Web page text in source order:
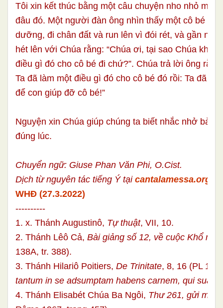
Tôi xin kết thúc bằng một câu chuyện nho nhỏ mà
đâu đó. Một người đàn ông nhìn thấy một cô bé bị
dưỡng, đi chân đất và run lên vì đói rét, và gần như
hét lên với Chúa rằng: “Chúa ơi, tại sao Chúa
điều gì đó cho cô bé đi chứ?”. Chúa trả lời ông
Ta đã làm một điều gì đó cho cô bé đó rồi: Ta đã
để con giúp đỡ cô bé!”
Nguyện xin Chúa giúp chúng ta biết nhắc nhở bản
đúng lúc.
Chuyển ngữ: Giuse Phan Văn Phi, O.Cist.
Dịch từ nguyên tác tiếng Ý tại cantalamessa.org
WHĐ (27.3.2022)
----------
1. x. Thánh Augustinô, Tự thuật, VII, 10.
2. Thánh Lêô Cả, Bài giảng số 12, về cuộc Khổ nạn
138A, tr. 388).
3. Thánh Hilariô Poitiers, De Trinitate, 8, 16 (PL 10,
tantum in se adsumptam habens carnem, qui suam
4. Thánh Elisabét Chúa Ba Ngôi, Thư 261, gửi mẹ